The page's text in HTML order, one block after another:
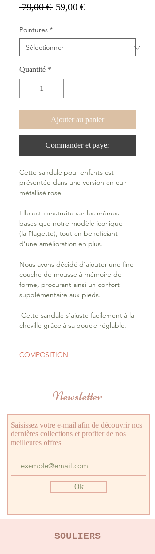
79,00 € Prix original
59,00 €Prix promotionnel
Pointures *
Quantité *
Ajouter au panier
Commander et payer
Cette sandale pour enfants est
présentée dans une version en cuir
métallisé rose.
Elle est construite sur les mêmes
bases que notre modèle iconique
(la Plagette), tout en bénéficiant
d’une amélioration en plus.
Nous avons décidé d'ajouter une fine
couche de mousse à mémoire de
forme, procurant ainsi un confort
supplémentaire aux pieds.
Cette sandale s'ajuste facilement à la
cheville grâce à sa boucle réglable.
COMPOSITION
Doublure cuir
Semelle caoutchouc
Newsletter
Saisissez votre e-mail afin de découvrir nos
dernières collections et profiter de nos
meilleures offres
Ok
SOULIERS